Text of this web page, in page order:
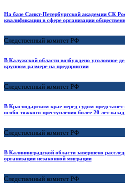
На базе Санкт-Петербургской академии СК
квалификации в сфере организации
Следственный комитет РФ
В Калужской области возбуждено уголовное
крупном размере на предприятии
Следственный комитет РФ
В Краснодарском крае перед судом
особо тяжкого преступления более 20 лет назад
Следственный комитет РФ
В Калининградской области завершено
организации незаконной миграции
Следственный комитет РФ